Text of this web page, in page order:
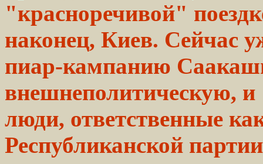
"красноречивой"
наконец, Киев. Сейчас
пиар-кампанию
внешнеполитическую,
люди, ответственные
Республиканской